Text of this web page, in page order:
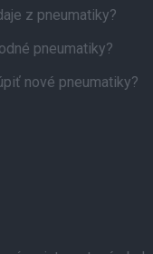
z pneumatiky?
pneumatiky?
nové pneumatiky?